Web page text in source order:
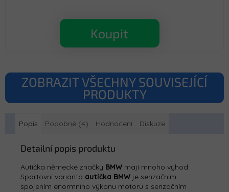
Koupit
ZOBRAZIT VŠECHNY SOUVISEJÍCÍ
PRODUKTY
Popis Podobné (4) Hodnocení Diskuze
Detailní popis produktu
Autíčka německé značky BMW mají mnoho výhod.
Sportovní varianta autíčka BMW je senzačním
spojením enormního výkonu motoru s senzačním